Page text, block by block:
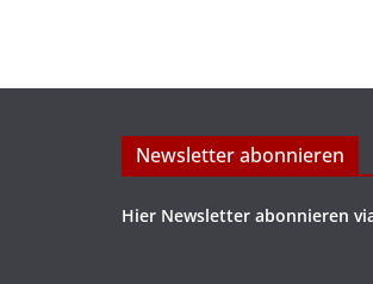
Newsletter abonnieren
Hier Newsletter abonnieren